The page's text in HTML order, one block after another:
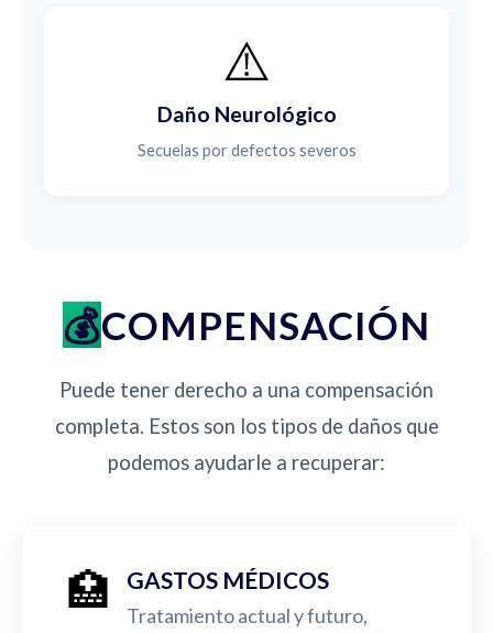
⚠️
Daño Neurológico
Secuelas por defectos severos
COMPENSACIÓN
Puede tener derecho a una compensación
completa. Estos son los tipos de daños que
podemos ayudarle a recuperar:
🏥 GASTOS MÉDICOS
Tratamiento actual y futuro,